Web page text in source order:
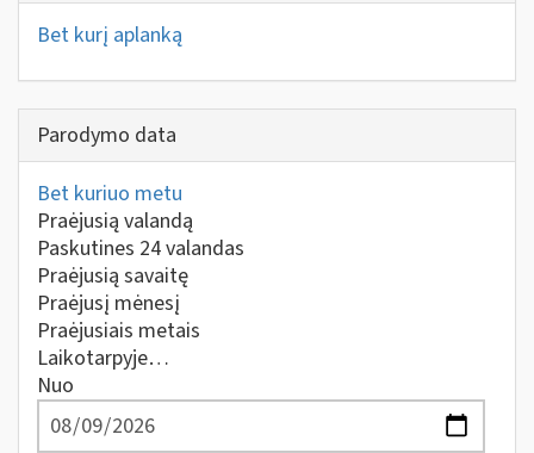
Bet kurį aplanką
Parodymo data
Bet kuriuo metu
Praėjusią valandą
Paskutines 24 valandas
Praėjusią savaitę
Praėjusį mėnesį
Praėjusiais metais
Laikotarpyje…
Nuo